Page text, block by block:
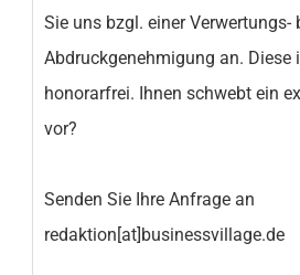
Sie uns bzgl. einer Verwertungs-
Abdruckgenehmigung an. Diese
honorarfrei. Ihnen schwebt ein
vor?
Senden Sie Ihre Anfrage an
redaktion[at]businessvillage.de